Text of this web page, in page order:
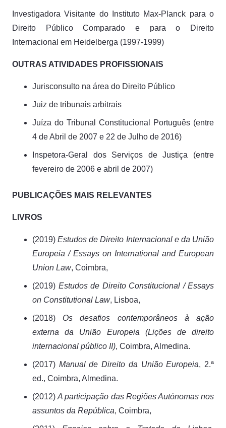
Investigadora Visitante do Instituto Max-Planck para o
Direito Público Comparado e para o Direito
Internacional em Heidelberga (1997-1999)
OUTRAS ATIVIDADES P ROFISSIONAIS
Jurisconsulto na área do Direito Público
Juiz de tribunais arbitrais
Juíza do Tribunal Constitucional Português (entre
4 de Abril de 2007 e 22 de Julho de 2016)
Inspetora-Geral dos Serviços de Justiça (entre
fevereiro de 2006 e abril de 2007)
PUBLICAÇÕES MAIS RELEVANTES
L IVROS
(2019)Estudos de Direito Internacional e da União
Europeia / Essays on International and European
Union Law, Coimbra,
(2019) Estudos de Direito Constitucional / Essays
on Constitutional Law, Lisboa,
(2018) Os desafios contemporâneos à ação
externa da União Europeia (Lições de direito
internacional público II), Coimbra, Almedina.
(2017) Manual de Direito da União Europeia, 2.ª
ed., Coimbra, Almedina.
(2012)A participação das Regiões Autónomas nos
assuntos da República, Coimbra,